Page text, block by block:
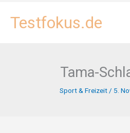
InhaltTestfokus.de
Tama-
Sport & Freizeit / 5.